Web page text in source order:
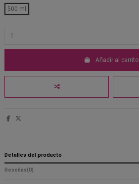
500 ml
Añadir al carrito
Detalles del producto
Reseñas(0)